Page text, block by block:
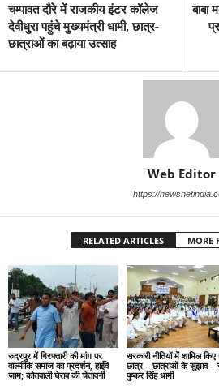
चम्पावत दौरे में राजकीय इंटर कॉलेज
देवीधुरा पहुंचे मुख्यमंत्री धामी, छात्र-
छात्राओं का बढ़ाया उत्साह
Web Editor
https://
RELATED ARTICLES MORE
रुद्रपुर में गिरफ्तारी की मांग पर
वाल्मीकि समाज का प्रदर्शन, हाईवे
जाम; कोतवाली घेराव की चेतावनी
सरकारी नीतियों में शामिल
छात्र – छात्राओं के सुझाव –
पुष्कर सिंह धामी